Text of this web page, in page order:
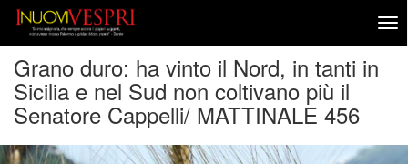
Grano duro: ha vinto il Nord, in tanti in
Sicilia e nel Sud non coltivano più il
Senatore Cappelli/ MATTINALE 456